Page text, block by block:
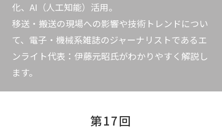
化、AI（人工知能）活用。
移送・搬送の現場への影響や技術トレンドについ
て、電子・機械系雑誌のジャーナリストであるエ
ンライト代表：伊藤元昭氏がわかりやすく解説し
ます。
第17回